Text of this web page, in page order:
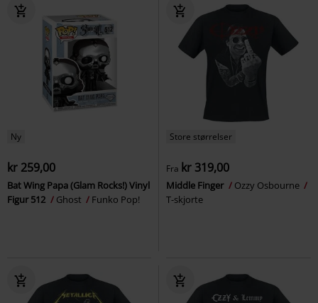
Ny
kr 259,00
Bat Wing Papa (Glam Rocks!) Vinyl
Figur 512
Ghost Funko Pop!
Store størrelser
Fra kr 319,00
Middle Finger
Ozzy Osbourne
T-skjorte